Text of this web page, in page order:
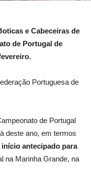
e Cabeceiras de
de Portugal de
Portuguesa de
de Portugal
deste ano, em termos
início antecipado para
na Marinha Grande, na